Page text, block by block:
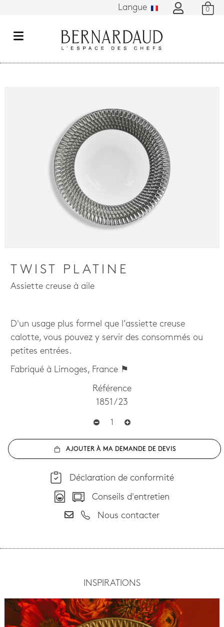
Langue 0
M
TWIST PLATINE
Assiette creuse à aile
D'un usage plus formel que l’assiette creuse
calotte, vous pouvez y servir des consommés ou
petites entrées.
Fabriqué à Limoges, France ⚑
Référence
1851 / 23
AJOUTER À MA DEMANDE DE DEVIS
Déclaration de conformité
Conseils d'entretien
Nous contacter
INSPIRATIONS